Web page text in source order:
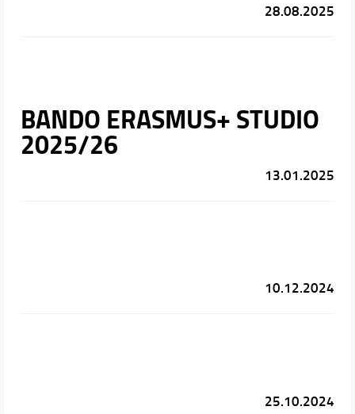
28.08.2025
BANDO ERASMUS+ STUDIO
2025/26
13.01.2025
10.12.2024
25.10.2024